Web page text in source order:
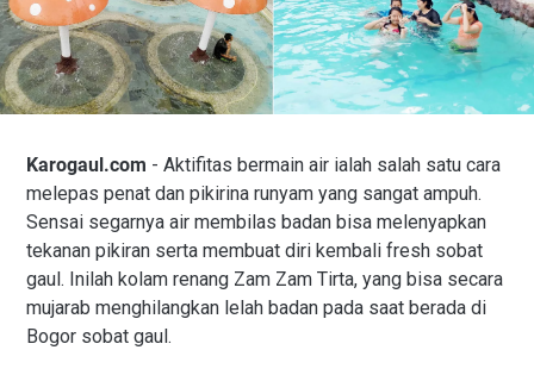
Karogaul.com - Aktifitas bermain air ialah salah satu cara
melepas penat dan pikirina runyam yang sangat ampuh.
Sensai segarnya air membilas badan bisa melenyapkan
tekanan pikiran serta membuat diri kembali fresh sobat
gaul. Inilah kolam renang Zam Zam Tirta, yang bisa secara
mujarab menghilangkan lelah badan pada saat berada di
Bogor sobat gaul.